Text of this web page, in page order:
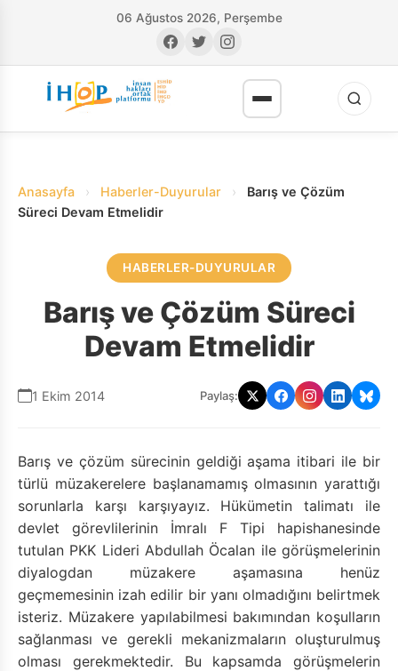
06 Ağustos 2026, Perşembe
Anasayfa › Haberler-Duyurular ›
Barış ve Çözüm
Süreci Devam Etmelidir
HABERLER-DUYURULAR
Barış ve Çözüm Süreci
Devam Etmelidir
1 Ekim 2014 Paylaş:
Barış ve çözüm sürecinin geldiği aşama itibari ile bir
türlü müzakerelere başlanamamış olmasının yarattığı
sorunlarla karşı karşıyayız. Hükümetin talimatı ile
devlet görevlilerinin İmralı F Tipi hapishanesinde
tutulan PKK Lideri Abdullah Öcalan ile görüşmelerinin
diyalogdan müzakere aşamasına henüz
geçmemesinin izah edilir bir yanı olmadığını belirtmek
isteriz. Müzakere yapılabilmesi bakımından koşulların
sağlanması ve gerekli mekanizmaların oluşturulmuş
olması gerekmektedir. Bu kapsamda görüşmelerin